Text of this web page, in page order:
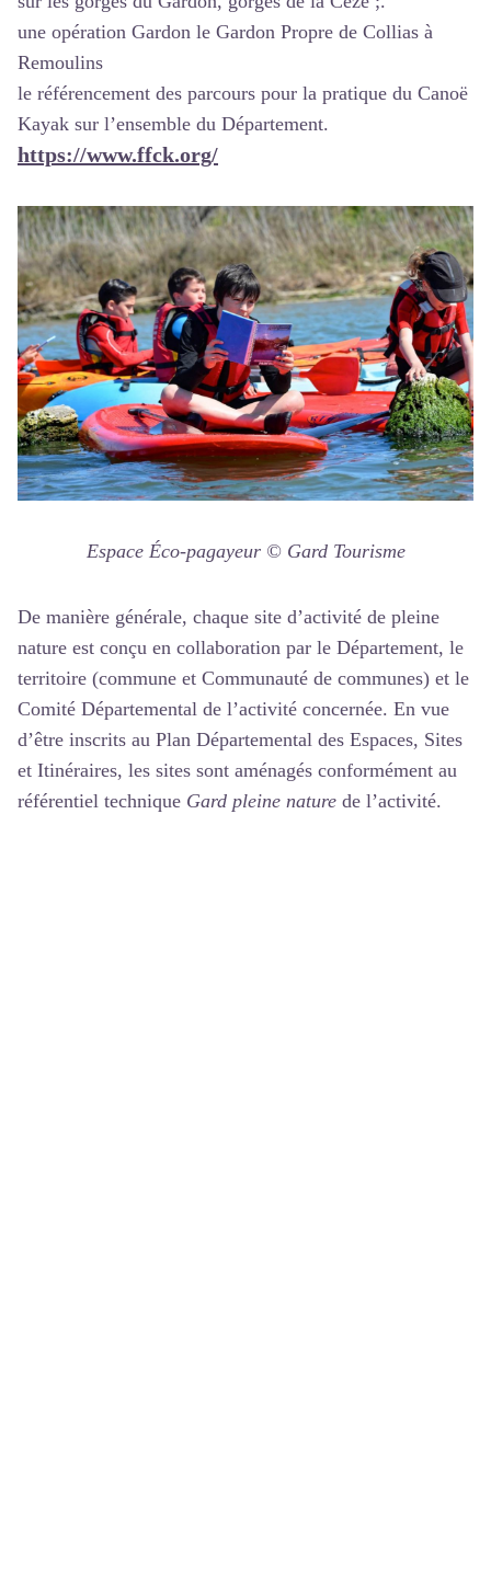
une opération Gardon le Gardon Propre de Collias à
Remoulins
le référencement des parcours pour la pratique du Canoë
Kayak sur l’ensemble du Département.
https://www.ffck.org/
Espace Éco-pagayeur © Gard Tourisme
De manière générale, chaque site d’activité de pleine
nature est conçu en collaboration par le Département, le
territoire (commune et Communauté de communes) et le
Comité Départemental de l’activité concernée. En vue
d’être inscrits au Plan Départemental des Espaces, Sites
et Itinéraires, les sites sont aménagés conformément au
référentiel technique Gard pleine nature de l’activité.